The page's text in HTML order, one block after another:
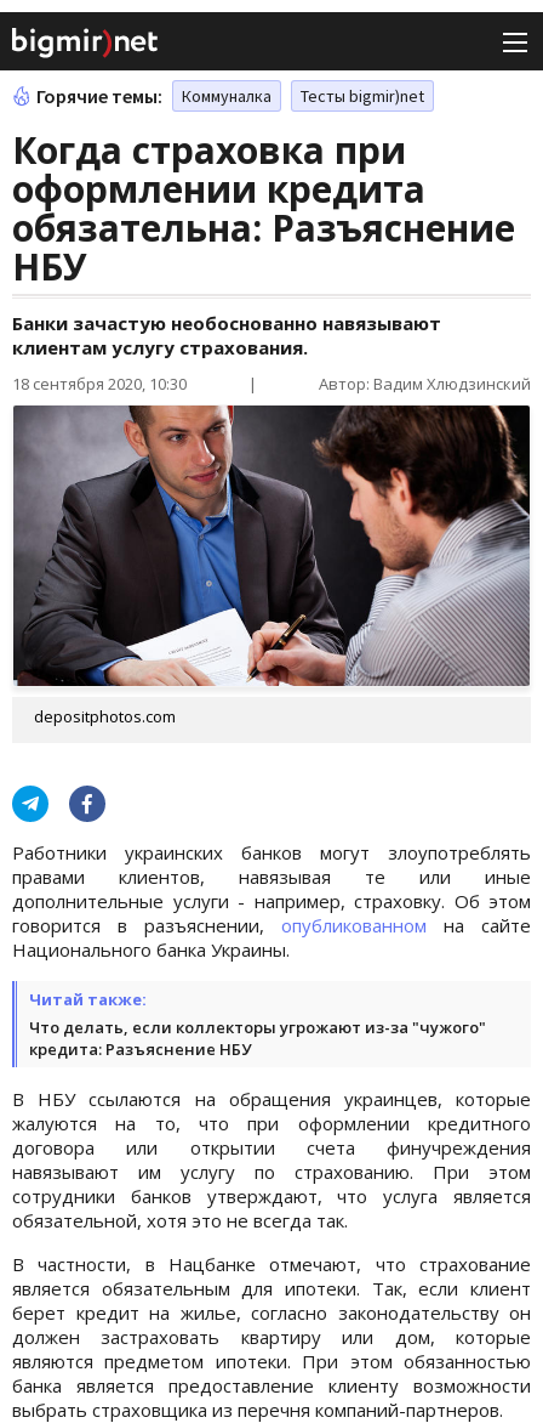
Горячие темы: Коммуналка Тесты bigmir)net
Когда страховка при
оформлении кредита
обязательна: Разъяснение
НБУ
Банки зачастую необоснованно навязывают
клиентам услугу страхования.
18 сентября 2020, 10:30 | Автор: Вадим Хлюдзинский
depositphotos.com
Работники украинских банков могут злоупотреблять
правами клиентов, навязывая те или иные
дополнительные услуги - например, страховку. Об этом
говорится в разъяснении, опубликованном на сайте
Национального банка Украины.
Читай также:
Что делать, если коллекторы угрожают из-за "чужого"
кредита: Разъяснение НБУ
В НБУ ссылаются на обращения украинцев, которые
жалуются на то, что при оформлении кредитного
договора или открытии счета финучреждения
навязывают им услугу по страхованию. При этом
сотрудники банков утверждают, что услуга является
обязательной, хотя это не всегда так.
В частности, в Нацбанке отмечают, что страхование
является обязательным для ипотеки. Так, если клиент
берет кредит на жилье, согласно законодательству он
должен застраховать квартиру или дом, которые
являются предметом ипотеки. При этом обязанностью
банка является предоставление клиенту возможности
выбрать страховщика из перечня компаний-партнеров.